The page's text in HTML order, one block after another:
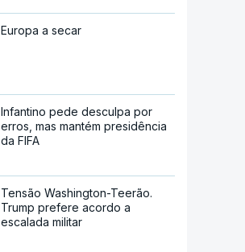
Europa a secar
Infantino pede desculpa por
erros, mas mantém presidência
da FIFA
Tensão Washington-Teerão.
Trump prefere acordo a
escalada militar